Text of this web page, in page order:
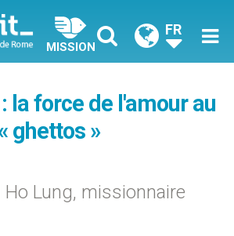
MISSION
FR
la force de l'amour au
ghettos »
Ho Lung, missionnaire